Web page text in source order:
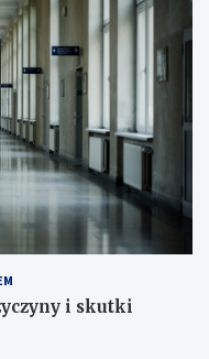
i skutki